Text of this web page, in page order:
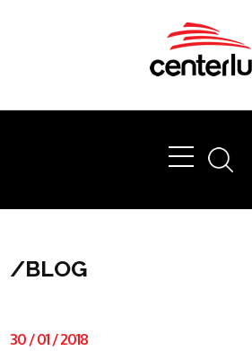
/BLOG
30 /01 /2018